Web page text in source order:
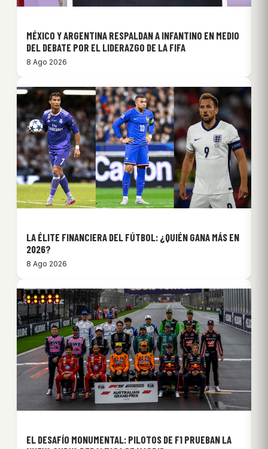
MÉXICO Y ARGENTINA RESPALDAN A INFANTINO EN MEDIO
DEL DEBATE POR EL LIDERAZGO DE LA FIFA
8 Ago 2026
LA ÉLITE FINANCIERA DEL FÚTBOL: ¿QUIÉN GANA MÁS EN
2026?
8 Ago 2026
EL DESAFÍO MONUMENTAL: PILOTOS DE F1 PRUEBAN LA